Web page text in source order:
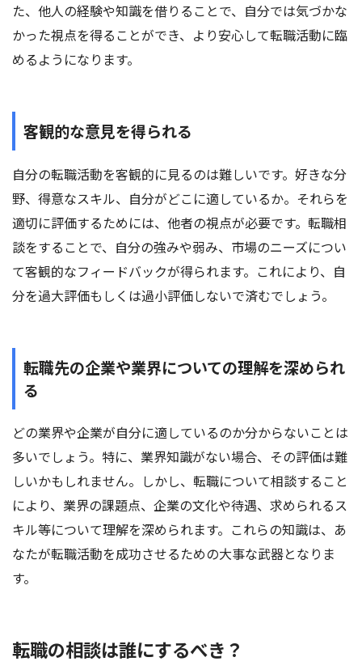
た、他人の経験や知識を借りることで、自分では気づかな
かった視点を得ることができ、より安心して転職活動に臨
めるようになります。
客観的な意見を得られる
自分の転職活動を客観的に見るのは難しいです。好きな分
野、得意なスキル、自分がどこに適しているか。それらを
適切に評価するためには、他者の視点が必要です。転職相
談をすることで、自分の強みや弱み、市場のニーズについ
て客観的なフィードバックが得られます。これにより、自
分を過大評価もしくは過小評価しないで済むでしょう。
転職先の企業や業界についての理解を深められ
る
どの業界や企業が自分に適しているのか分からないことは
多いでしょう。特に、業界知識がない場合、その評価は難
しいかもしれません。しかし、転職について相談すること
により、業界の課題点、企業の文化や待遇、求められるス
キル等について理解を深められます。これらの知識は、あ
なたが転職活動を成功させるための大事な武器となりま
す。
転職の相談は誰にするべき？